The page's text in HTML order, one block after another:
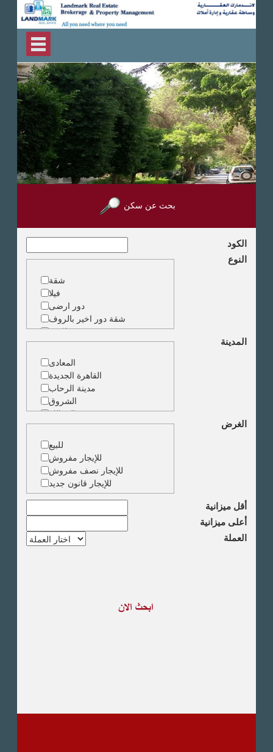
بحث عن سكن
الكود
النوع
شقة
فيلا
دور ارضى
شقة دور اخير بالروف
شقة دوبلكس
شقة حجرة واحدة
ارض
مبنى
المدينة
المعادى
القاهرة الجديدة
مدينة الرحاب
الشروق
الزمالك
جاردن سيتى
دقى
المهندسين
الجيزة
العجوزة
وسط البلد
مصر الجديدة
مدينة نصر
السادس من اكتوبر
الشيخ زايد
الغرض
للبيع
للإيجار مفروش
للإيجار نصف مفروش
للإيجار قانون جديد
أقل ميزانية
أعلى ميزانية
العملة